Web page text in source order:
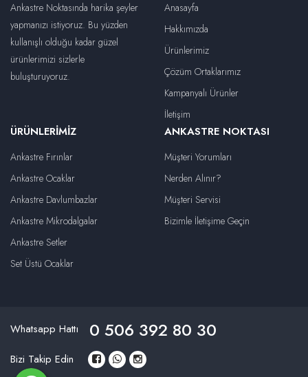
Ankastre Noktasında harika şeyler
yapmanızı istiyoruz. Bu yüzden
kullanışlı olduğu kadar güzel
ürünlerimizi sizlerle
buluşturuyoruz.
Anasayfa
Hakkımızda
Ürünlerimiz
Çözüm Ortaklarımız
Kampanyalı Ürünler
İletişim
ÜRÜNLERIMIZ
Ankastre Fırınlar
Ankastre Ocaklar
Ankastre Davlumbazlar
Ankastre Mikrodalgalar
Ankastre Setler
Set Üstü Ocaklar
ANKASTRE NOKTASI
Müşteri Yorumları
Nerden Alınır?
Müşteri Servisi
Bizimle İletişime Geçin
Whatsapp Hattı 0 506 392 80 30
Bizi Takip Edin